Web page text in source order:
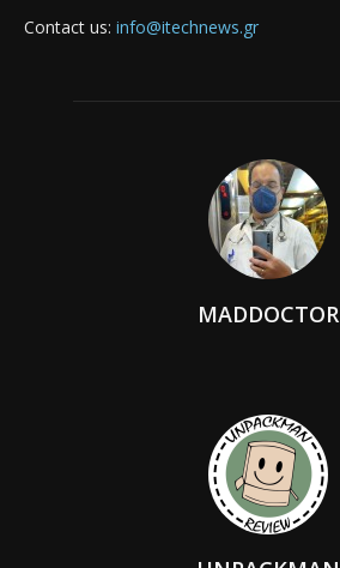
Contact us: info@itechnews.gr
MADDOCTOR